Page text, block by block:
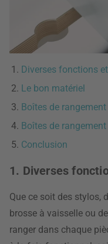
Diverses fonctions
Le bon matériel
Boîtes de
Boîtes de
Conclusion
1. Diverses
Que ce soit des stylos,
brosse à vaisselle ou
ranger dans chaque